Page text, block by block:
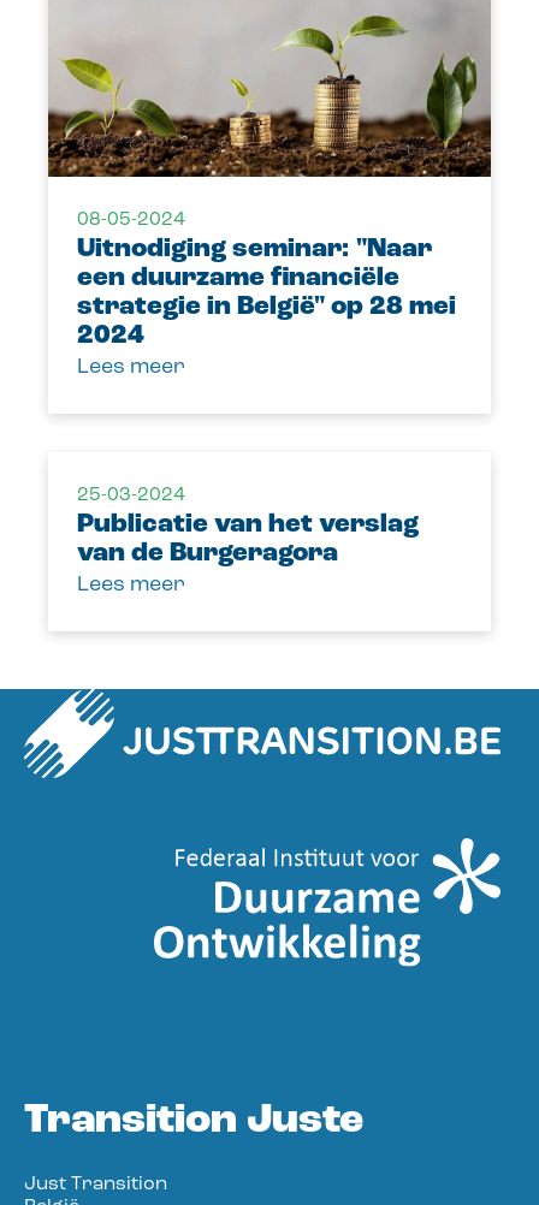
08-05-2024
Uitnodiging seminar: "Naar
een duurzame financiële
strategie in België" op 28 mei
2024
Lees meer
25-03-2024
Publicatie van het verslag
van de Burgeragora
Lees meer
Transition Juste
Just Transition